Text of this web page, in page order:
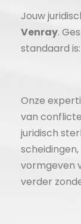
Jouw
Venray.
standaard is:
Onze
van
juridisch
vormgeven
verder